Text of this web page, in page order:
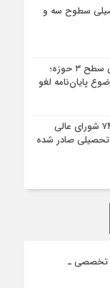
سطوح سه و
تسهیل در فرآیند فارغ‌التحصیلی سطح ۳ حوزه؛
ثبت موضوع پایان‌نامه لغو
مصوبه جلسه ۳۶۸ مورخ ۷۴.۱۱.۳ شورای عالی
تحصیلی صادر شده
تخصصی ـ